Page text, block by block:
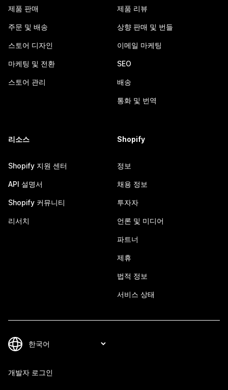
제품 판매
주문 및 배송
스토어 디자인
마케팅 및 전환
스토어 관리
제품 리뷰
상향 판매 및 번들
이메일 마케팅
SEO
배송
통화 및 번역
리소스
Shopify 지원 센터
API 설명서
Shopify 커뮤니티
리서치
Shopify
정보
채용 정보
투자자
언론 및 미디어
파트너
제휴
법적 정보
서비스 상태
개발자 로그인